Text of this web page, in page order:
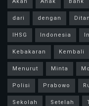
dari
dengan
IHSG
Indonesia
Kebakaran
Kembali
Menurut
Minta
Polisi
Prabowo
Sekolah
Setelah